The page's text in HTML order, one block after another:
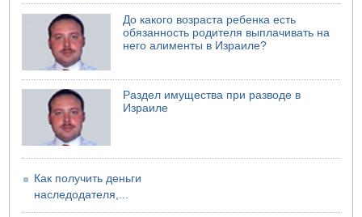
До какого возраста ребенка есть
обязанность родителя выплачивать на
него алименты в Израиле?
Раздел имущества при разводе в
Израиле
Как получить деньги
наследодателя,...